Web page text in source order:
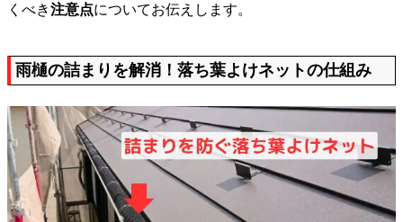
くべき注意点についてお伝えします。
雨樋の詰まりを解消！落ち葉よけネットの仕組み